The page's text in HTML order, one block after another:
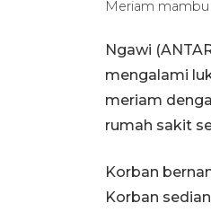
Meriam
Ngawi
mengalami
meriam
rumah sakit
Korban
Korban